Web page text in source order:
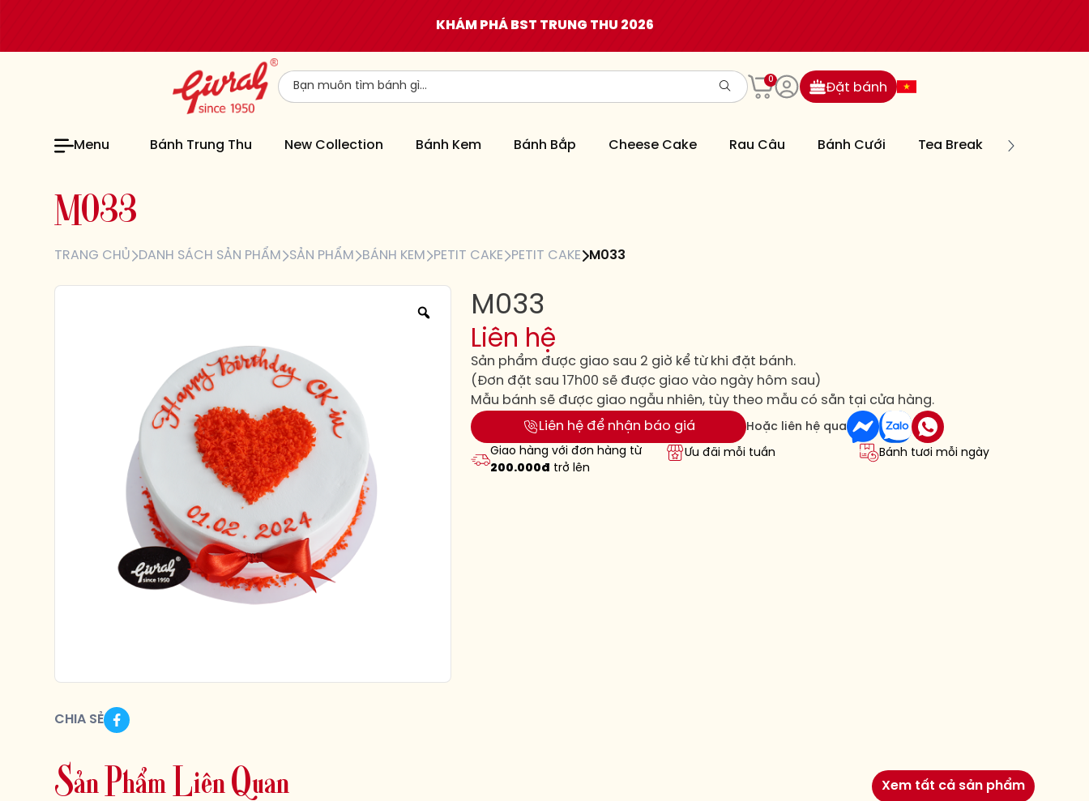
KHÁM PHÁ BST TRUNG THU 2026
0
Đặt bánh
Menu Bánh Trung Thu New Collection Bánh Kem Bánh Bắp Cheese Cake Rau Câu Bánh Cưới Tea Break
M 033
TRANG CHỦ DANH SÁCH SẢN PHẨM SẢN PHẨM BÁNH KEM PETIT CAKE PETIT CAKE M033
CHIA SẺ
M033
Liên hệ
Sản phẩm được giao sau 2 giờ kể từ khi đặt bánh.
(Đơn đặt sau 17h00 sẽ được giao vào ngày hôm sau)
Mẫu bánh sẽ được giao ngẫu nhiên, tùy theo mẫu có sẵn tại cửa hàng.
Liên hệ để nhận báo giá
Hoặc liên hệ qua
Giao hàng với đơn hàng từ
200.000đ trở lên
Ưu đãi mỗi tuần Bánh tươi mỗi ngày
Sản Phẩm Liên Quan Xem tất cả sản phẩm